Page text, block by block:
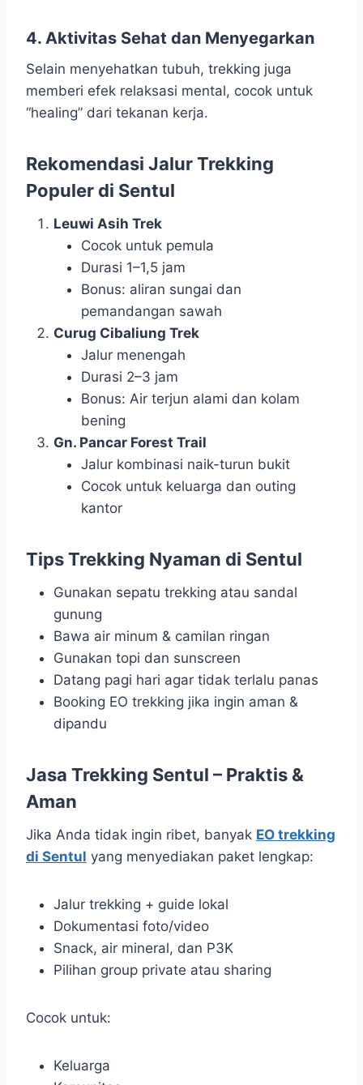
4. Aktivitas Sehat dan Menyegarkan
Selain menyehatkan tubuh, trekking juga
memberi efek relaksasi mental, cocok untuk
“healing” dari tekanan kerja.
Rekomendasi Jalur Trekking
Populer di Sentul
Leuwi Asih Trek
Cocok untuk pemula
Durasi 1–1,5 jam
Bonus: aliran sungai dan
pemandangan sawah
Curug Cibaliung Trek
Jalur menengah
Durasi 2–3 jam
Bonus: Air terjun alami dan kolam
bening
Gn. Pancar Forest Trail
Jalur kombinasi naik-turun bukit
Cocok untuk keluarga dan outing
kantor
Tips Trekking Nyaman di Sentul
Gunakan sepatu trekking atau sandal
gunung
Bawa air minum & camilan ringan
Gunakan topi dan sunscreen
Datang pagi hari agar tidak terlalu panas
Booking EO trekking jika ingin aman &
dipandu
Jasa Trekking Sentul – Praktis &
Aman
Jika Anda tidak ingin ribet, banyak EO trekking
di Sentul yang menyediakan paket lengkap:
Jalur trekking + guide lokal
Dokumentasi foto/video
Snack, air mineral, dan P3K
Pilihan group private atau sharing
Cocok untuk:
Keluarga